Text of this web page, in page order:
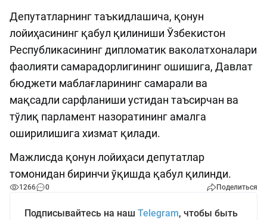
Депутатларнинг таъкидлашича, қонун
лойиҳасининг қабул қилиниши Ўзбекистон
Республикасининг дипломатик ваколатхоналари
фаолияти самарадорлигининг ошишига, Давлат
бюджети маблағларининг самарали ва
мақсадли сарфланиши устидан таъсирчан ва
тўлиқ парламент назоратининг амалга
оширилишига хизмат қилади.
Мажлисда қонун лойиҳаси депутатлар
томонидан биринчи ўқишда қабул қилинди.
1266 0 Поделиться
Подписывайтесь на наш Telegram, чтобы быть